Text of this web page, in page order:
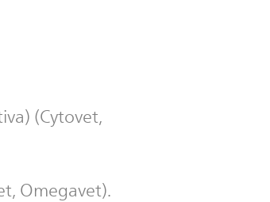
(Cytovet,
Omegavet).